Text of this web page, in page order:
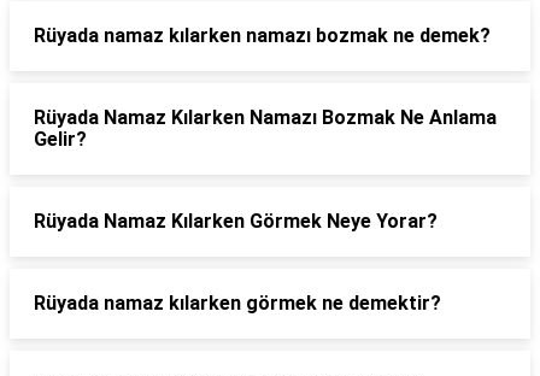
Rüyada namaz kılarken namazı bozmak ne demek?
Rüyada Namaz Kılarken Namazı Bozmak Ne Anlama
Gelir?
Rüyada Namaz Kılarken Görmek Neye Yorar?
Rüyada namaz kılarken görmek ne demektir?